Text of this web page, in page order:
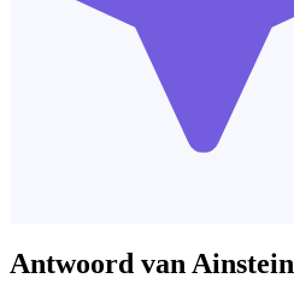
Antwoord van Ainstein